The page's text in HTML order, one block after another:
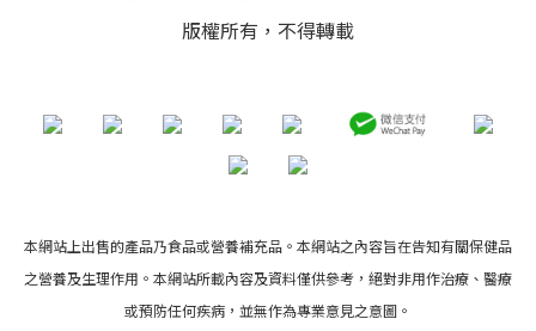
版權所有，不得轉載
本網站上出售的產品乃食品或營養補充品。本網站之內容旨在告知有關保健品
之營養及生理作用。本網站所載內容及資料僅供參考，絕對非用作治療、醫療
或預防任何疾病，並無作為專業意見之意圖。